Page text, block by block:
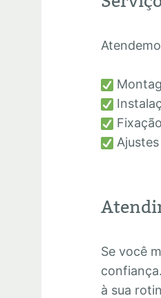
Se você
à sua